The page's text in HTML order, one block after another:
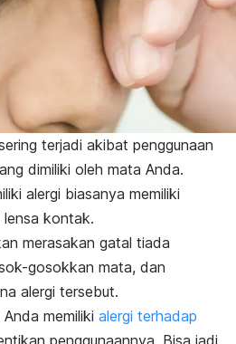
terjadi akibat penggunaan
dimiliki oleh mata Anda.
alergi biasanya memiliki
lensa kontak.
merasakan gatal tiada
gosokkan mata, dan
alergi tersebut.
memiliki alergi terhadap
penggunaannya. Bisa jadi,